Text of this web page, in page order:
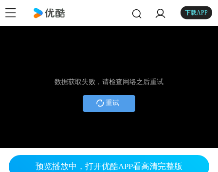
下载APP
数据获取失败，请检查网络之后重试
重试
预览播放中，打开优酷APP看高清完整版